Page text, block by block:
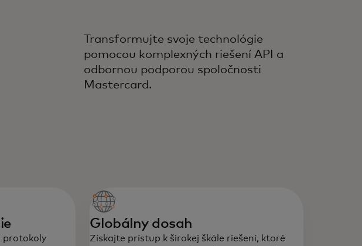
Transformujte svoje technológie
pomocou komplexných riešení API a
odbornou podporou spoločnosti
Mastercard.
protokoly
Globálny dosah
Získajte prístup k širokej škále riešení, ktoré